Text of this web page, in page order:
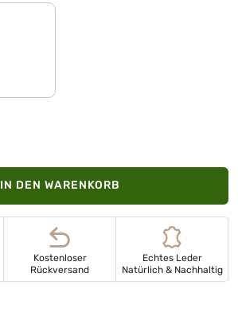
IN DEN WARENKORB
Kostenloser
Rückversand
Echtes Leder
Natürlich & Nachhaltig